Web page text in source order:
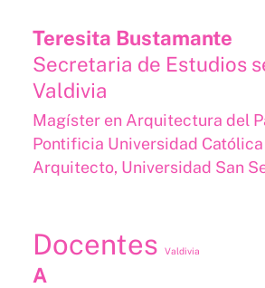
Teresita Bustamante
Secretaria de Estudios
Valdivia
Magíster en Arquitectura del
Pontificia Universidad
Arquitecto, Universidad San
Docentes Valdivia
A